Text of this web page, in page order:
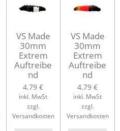
VS Made
30mm
Extrem
Auftreibe
nd
4,79 €
inkl. MwSt
zzgl.
Versandkosten
VS Made
30mm
Extrem
Auftreibe
nd
4,79 €
inkl. MwSt
zzgl.
Versandkosten